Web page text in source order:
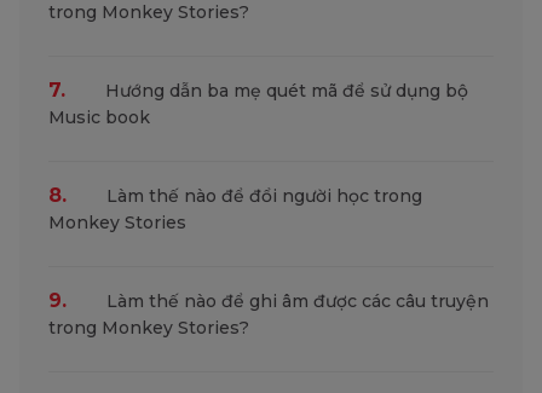
trong Monkey Stories?
7.
Hướng dẫn ba mẹ quét mã để sử dụng bộ
Music book
8.
Làm thế nào để đổi người học trong
Monkey Stories
9.
Làm thế nào để ghi âm được các câu truyện
trong Monkey Stories?